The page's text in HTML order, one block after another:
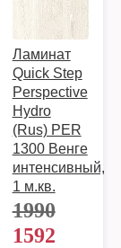
Ламинат
Quick Step
Perspective
Hydro
(Rus) PER
1300 Венге
интенсивный,
1 м.кв.
1990
1592